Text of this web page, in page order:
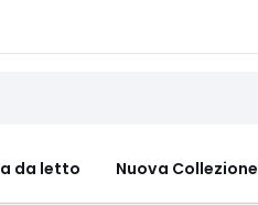
da letto Nuova Collezione